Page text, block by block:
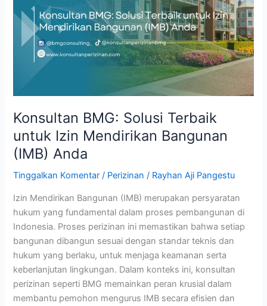
Konsultan BMG: Solusi Terbaik
untuk Izin Mendirikan Bangunan
(IMB) Anda
Tinggalkan Komentar / Perizinan / Rayhan Aji Pangestu
Izin Mendirikan Bangunan (IMB) merupakan persyaratan
hukum yang fundamental dalam proses pembangunan di
Indonesia. Proses perizinan ini memastikan bahwa setiap
bangunan dibangun sesuai dengan standar teknis dan
hukum yang berlaku, untuk menjaga keamanan serta
keberlanjutan lingkungan. Dalam konteks ini, konsultan
perizinan seperti BMG memainkan peran krusial dalam
membantu pemohon mengurus IMB secara efisien dan
Izin
Mendirikan
Bangunan